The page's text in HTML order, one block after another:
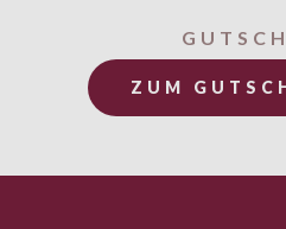
ZUM